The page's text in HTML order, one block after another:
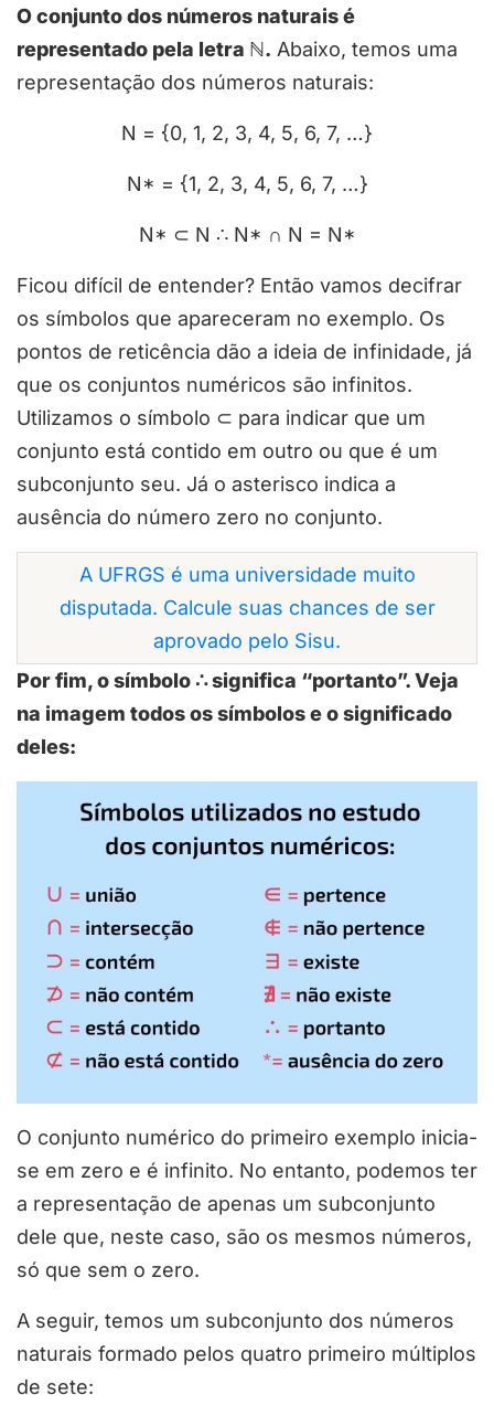
O conjunto dos números naturais é
representado pela letra ℕ. Abaixo, temos uma
representação dos números naturais:
N = {0, 1, 2, 3, 4, 5, 6, 7, …}
N* = {1, 2, 3, 4, 5, 6, 7, …}
N* ⊂ N ∴ N* ∩ N = N*
Ficou difícil de entender? Então vamos decifrar
os símbolos que apareceram no exemplo. Os
pontos de reticência dão a ideia de infinidade, já
que os conjuntos numéricos são infinitos.
Utilizamos o símbolo ⊂ para indicar que um
conjunto está contido em outro ou que é um
subconjunto seu. Já o asterisco indica a
ausência do número zero no conjunto.
A UFRGS é uma universidade muito
disputada. Calcule suas chances de ser
aprovado pelo Sisu.
Por fim, o símbolo ∴ significa “portanto”. Veja
na imagem todos os símbolos e o significado
deles:
O conjunto numérico do primeiro exemplo inicia-
se em zero e é infinito. No entanto, podemos ter
a representação de apenas um subconjunto
dele que, neste caso, são os mesmos números,
só que sem o zero.
A seguir, temos um subconjunto dos números
naturais formado pelos quatro primeiro múltiplos
de sete: